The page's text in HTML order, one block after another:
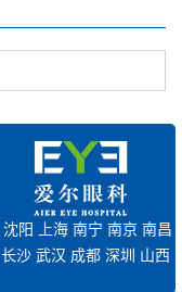
沈阳 上海 南宁 南京 南昌
长沙 武汉 成都 深圳 山西